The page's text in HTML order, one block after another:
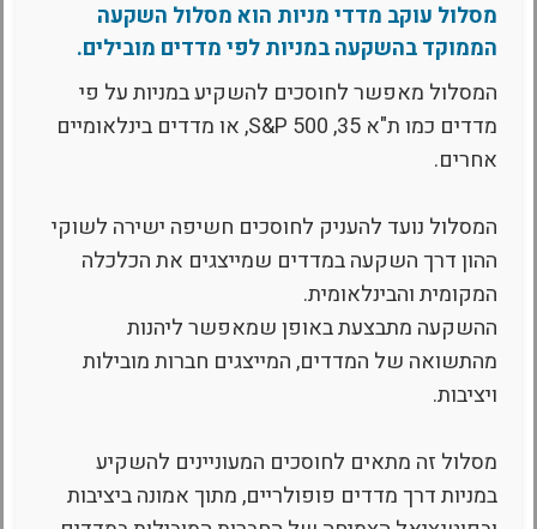
מסלול עוקב מדדי מניות הוא מסלול השקעה
הממוקד בהשקעה במניות לפי מדדים מובילים.
המסלול מאפשר לחוסכים להשקיע במניות על פי
מדדים כמו ת"א 35, S&P 500, או מדדים בינלאומיים
אחרים.
המסלול נועד להעניק לחוסכים חשיפה ישירה לשוקי
ההון דרך השקעה במדדים שמייצגים את הכלכלה
המקומית והבינלאומית.
ההשקעה מתבצעת באופן שמאפשר ליהנות
מהתשואה של המדדים, המייצגים חברות מובילות
ויציבות.
מסלול זה מתאים לחוסכים המעוניינים להשקיע
במניות דרך מדדים פופולריים, מתוך אמונה ביציבות